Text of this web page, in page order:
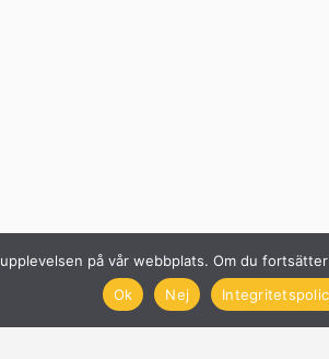
på vår webbplats. Om du
Ok
Nej